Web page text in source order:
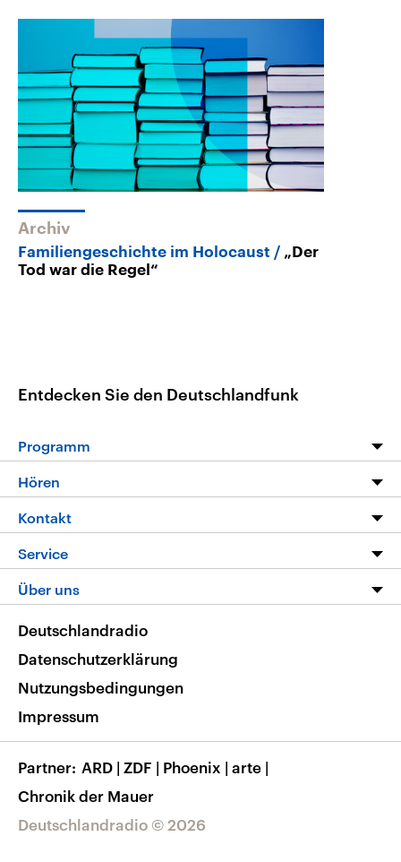
Archiv
Familiengeschichte im Holocaust
„Der
Tod war die Regel“
Entdecken Sie den Deutschlandfunk
Programm
Programm
Die Nachrichten
Nachrichtenleicht
Neue Beiträge auf dlf.de
Hören
Livestream
Podcasts
Deutschlandfunk App
Nachrichten App
Frequenzen
Kontakt
Hörerservice
Service
FAQ
Veranstaltungen
Musikliste
RSS
Über uns
Barrierefreiheit
Deutschlandradio © 2026
Deutschlandradio
Datenschutzerklärung
Nutzungsbedingungen
Impressum
Partner ARD | ZDF | Phoenix | arte |
Chronik der Mauer